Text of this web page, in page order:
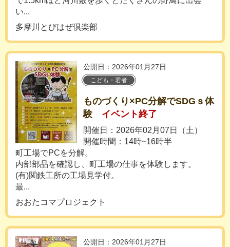
い...
多摩川とびはぜ倶楽部
公開日：2026年01月27日
こども・若者
ものづくり×PC分解でSDGｓ体
験
イベント終了
開催日：2026年02月07日（土）
開催時間：14時~16時半
町工場でPCを分解。
内部部品を確認し、町工場の仕事を体験します。
(有)関鉄工所の工場見学付。
最...
おおたコマプロジェクト
公開日：2026年01月27日